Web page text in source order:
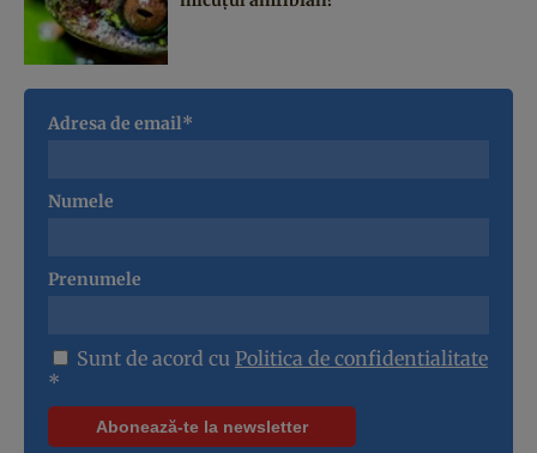
Adresa de email*
Numele
Prenumele
Sunt de acord cu Politica de confidentialitate
*